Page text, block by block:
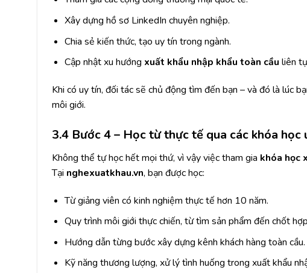
Xây dựng hồ sơ LinkedIn chuyên nghiệp.
Chia sẻ kiến thức, tạo uy tín trong ngành.
Cập nhật xu hướng xuất khẩu nhập khẩu toàn cầu liên
Khi có uy tín, đối tác sẽ chủ động tìm đến bạn – và đó là lúc
môi giới.
3.4 Bước 4 – Học từ thực tế qua các khóa học
Không thể tự học hết mọi thứ, vì vậy việc tham gia khóa học
Tại nghexuatkhau.vn, bạn được học:
Từ giảng viên có kinh nghiệm thực tế hơn 10 năm.
Quy trình môi giới thực chiến, từ tìm sản phẩm đến chốt
Hướng dẫn từng bước xây dựng kênh khách hàng toàn cầu.
Kỹ năng thương lượng, xử lý tình huống trong xuất khẩu